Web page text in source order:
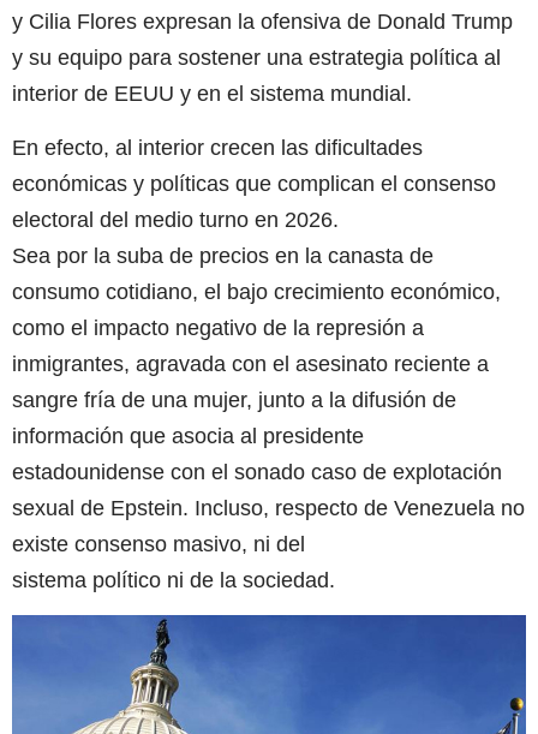
y Cilia Flores expresan la ofensiva de Donald Trump
y su equipo para sostener una estrategia política al
interior de EEUU y en el sistema mundial.
En efecto, al interior crecen las dificultades
económicas y políticas que complican el consenso
electoral del medio turno en 2026.
Sea por la suba de precios en la canasta de
consumo cotidiano, el bajo crecimiento económico,
como el impacto negativo de la represión a
inmigrantes, agravada con el asesinato reciente a
sangre fría de una mujer, junto a la difusión de
información que asocia al presidente
estadounidense con el sonado caso de explotación
sexual de Epstein. Incluso, respecto de Venezuela no
existe consenso masivo, ni del
sistema político ni de la sociedad.